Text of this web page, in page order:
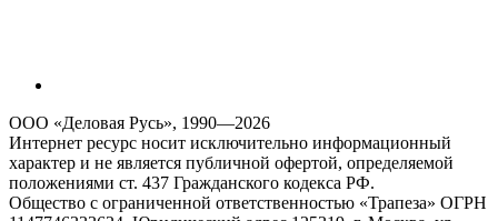
ООО «Деловая Русь», 1990—2026
Интернет ресурс носит исключительно информационный
характер и не является публичной офертой, определяемой
положениями ст. 437 Гражданского кодекса РФ.
Общество с ограниченной ответственностью «Трапеза» ОГРН